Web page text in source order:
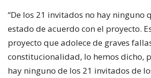
“De los 21 invitados no hay ninguno
estado de acuerdo con el proyecto.
proyecto que adolece de graves
constitucionalidad, lo hemos dicho,
hay ninguno de los 21 invitados de